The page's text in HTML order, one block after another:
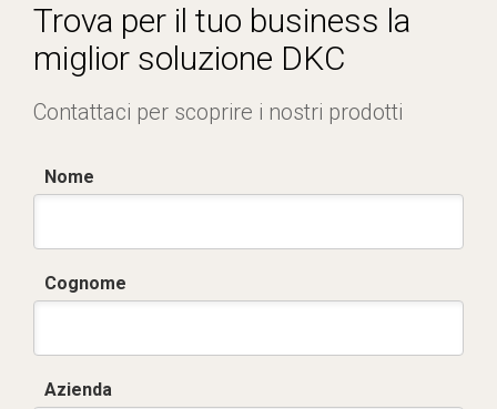
Trova per il tuo business la
miglior soluzione DKC
Contattaci per scoprire i nostri prodotti
Nome
Cognome
Azienda